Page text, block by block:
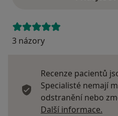
3 názory
Recenze pacientů
Specialisté nemají
odstranění nebo
Další informace.